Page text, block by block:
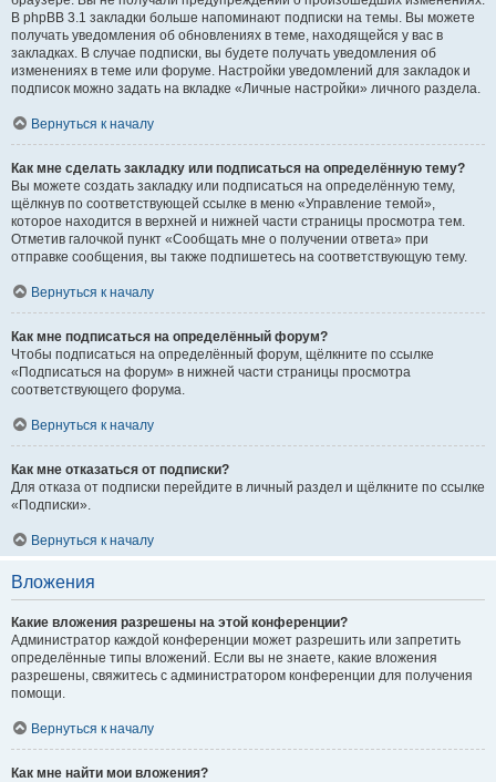
В phpBB 3.1 закладки больше напоминают подписки на темы. Вы можете
получать уведомления об обновлениях в теме, находящейся у вас в
закладках. В случае подписки, вы будете получать уведомления об
изменениях в теме или форуме. Настройки уведомлений для закладок и
подписок можно задать на вкладке «Личные настройки» личного раздела.
Вернуться к началу
Как мне сделать закладку или подписаться на определённую тему?
Вы можете создать закладку или подписаться на определённую тему,
щёлкнув по соответствующей ссылке в меню «Управление темой»,
которое находится в верхней и нижней части страницы просмотра тем.
Отметив галочкой пункт «Сообщать мне о получении ответа» при
отправке сообщения, вы также подпишетесь на соответствующую тему.
Вернуться к началу
Как мне подписаться на определённый форум?
Чтобы подписаться на определённый форум, щёлкните по ссылке
«Подписаться на форум» в нижней части страницы просмотра
соответствующего форума.
Вернуться к началу
Как мне отказаться от подписки?
Для отказа от подписки перейдите в личный раздел и щёлкните по ссылке
«Подписки».
Вернуться к началу
Вложения
Какие вложения разрешены на этой конференции?
Администратор каждой конференции может разрешить или запретить
определённые типы вложений. Если вы не знаете, какие вложения
разрешены, свяжитесь с администратором конференции для получения
помощи.
Вернуться к началу
Как мне найти мои вложения?